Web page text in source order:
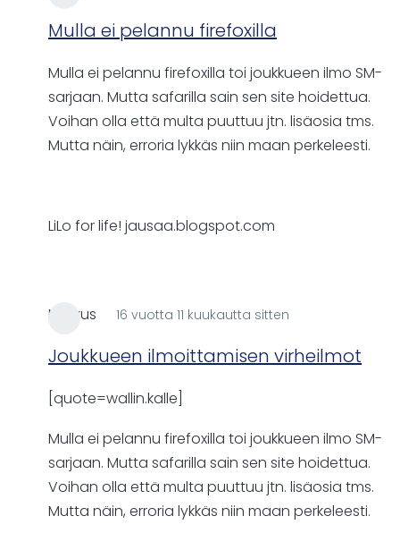
Mulla ei pelannu firefoxilla
Mulla ei pelannu firefoxilla toi joukkueen ilmo SM-
sarjaan. Mutta safarilla sain sen site hoidettua.
Voihan olla että multa puuttuu jtn. lisäosia tms.
Mutta näin, erroria lykkäs niin maan perkeleesti.
LiLo for life! jausaa.blogspot.com
Markus 16 vuotta 11 kuukautta sitten
reply
pelannu
firefoxilla
by
wallin.kalle
Joukkueen ilmoittamisen virheilmot
[quote=wallin.kalle]
Mulla ei pelannu firefoxilla toi joukkueen ilmo SM-
sarjaan. Mutta safarilla sain sen site hoidettua.
Voihan olla että multa puuttuu jtn. lisäosia tms.
Mutta näin, erroria lykkäs niin maan perkeleesti.